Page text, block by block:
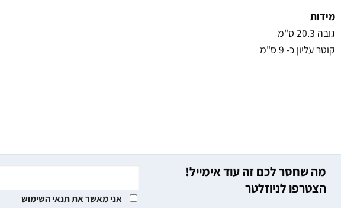
מידות
גובה 20.3 ס"מ
קוטר עליון כ- 9 ס"מ
מה שחסר לכם זה עוד אימייל!
הצטרפו לניוזלטר
אני מאשר את תנאי השימוש